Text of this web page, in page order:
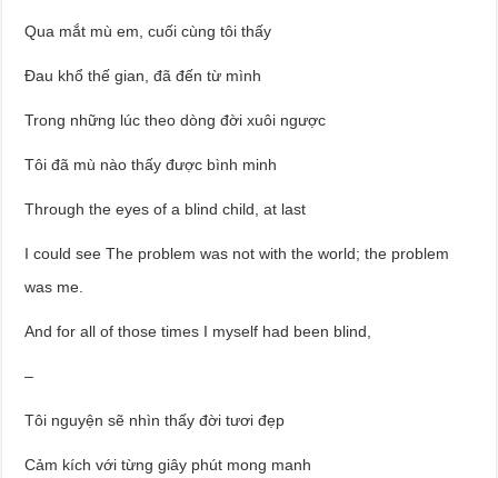
Qua mắt mù em, cuối cùng tôi thấy
Đau khổ thế gian, đã đến từ mình
Trong những lúc theo dòng đời xuôi ngược
Tôi đã mù nào thấy được bình minh
Through the eyes of a blind child, at last
I could see The problem was not with the world; the problem
was me.
And for all of those times I myself had been blind,
–
Tôi nguyện sẽ nhìn thấy đời tươi đẹp
Cảm kích với từng giây phút mong manh